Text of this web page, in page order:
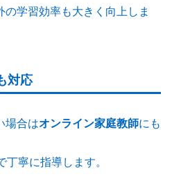
学習効率も大きく向上しま
対応
場合はオンライン家庭教師にも
寧に指導します。